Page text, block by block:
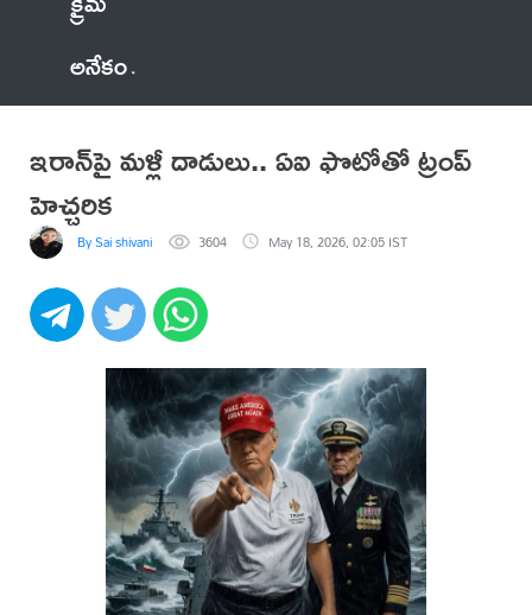
అనేకం
ఇరాన్‌పై మళ్లీ దాడులు.. ఏఐ ఫొటోతో ట్రంప్
హెచ్చరిక
By Sai shivani 3604 May 18, 2026, 02:05 IST